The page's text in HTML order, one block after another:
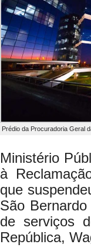
Prédio da Procuradoria Geral
Ministério
à
que
São
de serviços
República,